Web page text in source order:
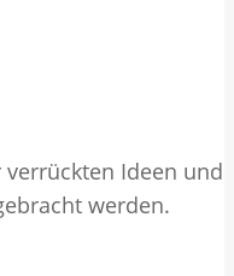
verrückten Ideen und
werden.